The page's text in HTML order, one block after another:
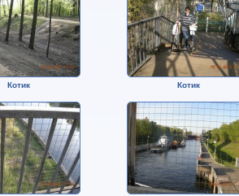
Котик Котик